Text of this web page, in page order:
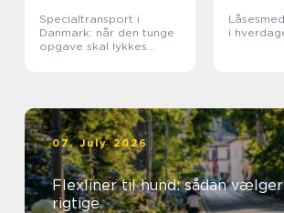
Specialtransport i
Danmark: når den tunge
opgave skal lykkes
Låsesmed
i
07. July 2026
Flexliner til hund: sådan vælger
rigtige